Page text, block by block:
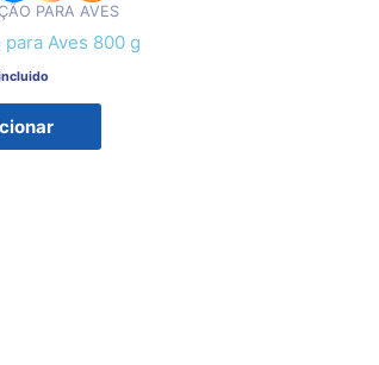
PARA AVES
para Aves 800 g